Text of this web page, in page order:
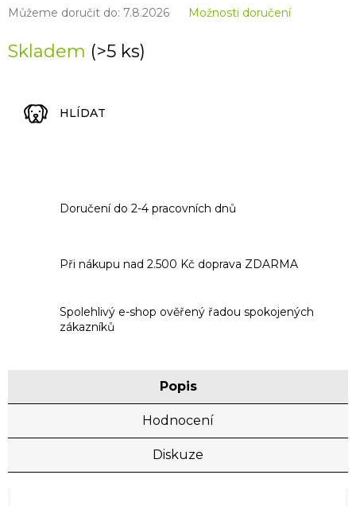
Skladem (>5 ks)
Můžeme doručit do: 7.8.2026 Možnosti doručení
HLÍDAT
Doručení do 2-4 pracovních dnů
Při nákupu nad 2.500 Kč doprava ZDARMA
Spolehlivý e-shop ověřený řadou spokojených
zákazníků
Popis
Hodnocení
Diskuze